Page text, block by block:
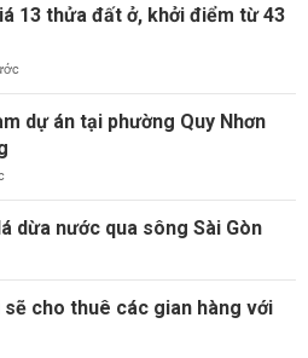
13 thửa đất ở, khởi điểm từ 43
dự án tại phường Quy Nhơn
dừa nước qua sông Sài Gòn
sẽ cho thuê các gian hàng với